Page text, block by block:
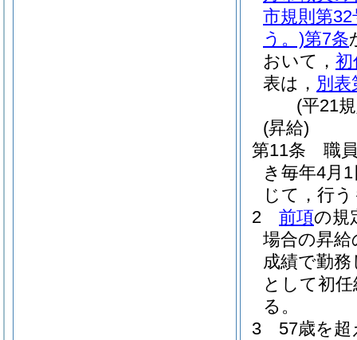
市規則第
う。)第7条
おいて， 初
表は， 別表
(平21
(昇給)
第11条
職
き毎年4月
じて，行
2
前項の規
場合の昇
成績で勤
として初
る。
3
57歳を